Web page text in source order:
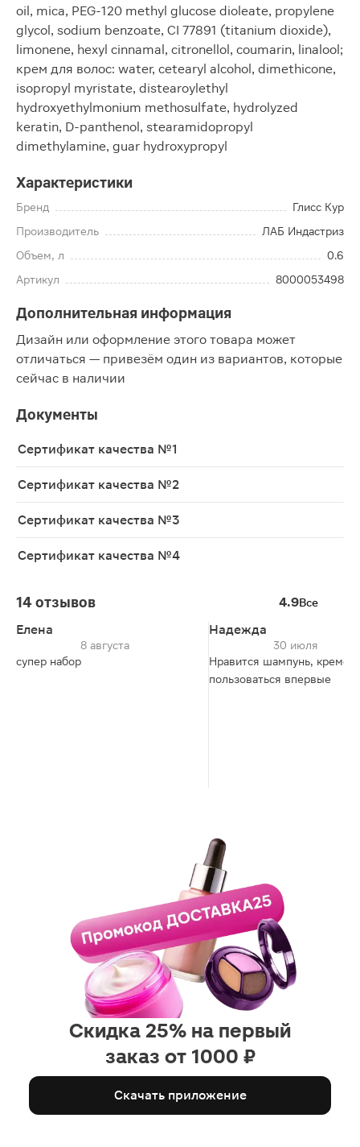
oil, mica, PEG-120 methyl glucose dioleate, propylene
glycol, sodium benzoate, CI 77891 (titanium dioxide),
limonene, hexyl cinnamal, citronellol, coumarin, linalool;
крем для волос: water, cetearyl alcohol, dimethicone,
isopropyl myristate, distearoylethyl
hydroxyethylmonium methosulfate, hydrolyzed
keratin, D-panthenol, stearamidopropyl
dimethylamine, guar hydroxypropyl
Характеристики
Бренд
Глисс Кур
Производитель
ЛАБ Индастриз
Объем, л
0.6
Артикул
8000053498
Дополнительная информация
Дизайн или оформление этого товара может
отличаться — привезём один из вариантов, которые
сейчас в наличии
Документы
Сертификат качества №1
Сертификат качества №2
Сертификат качества №3
Сертификат качества №4
14 отзывов 4.9Все
Елена
8 августа
супер набор
Надежда
30 июля
Нравится шампунь, кремом
пользоваться впервые
Скидка 25% на первый
заказ от 1000 ₽
Скачать приложение